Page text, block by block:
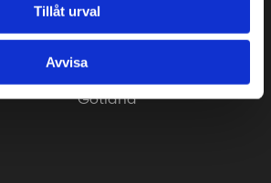
Tillåt urval
Avvisa
Luleå
Helsingfors
Gotland